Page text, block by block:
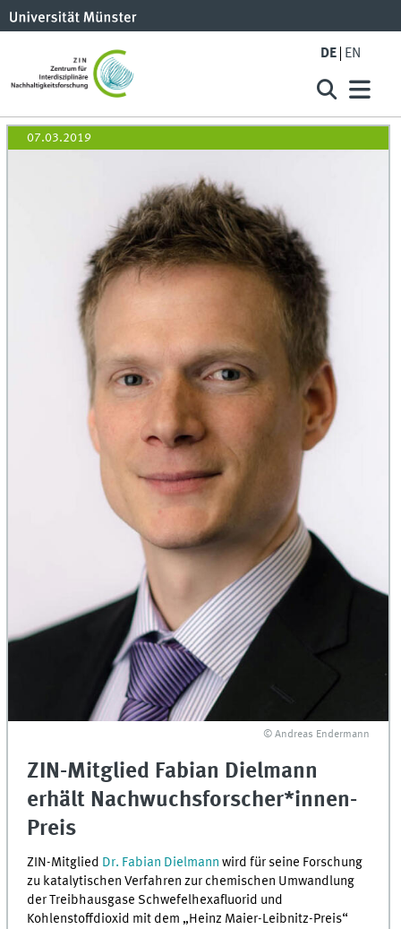
DE EN
07.03.2019
© Andreas Endermann
ZIN-Mitglied Fabian Dielmann
erhält Nachwuchsforscher*innen-
Preis
ZIN-Mitglied Dr. Fabian Dielmann wird für seine Forschung
zu katalytischen Verfahren zur chemischen Umwandlung
der Treibhausgase Schwefelhexafluorid und
Kohlenstoffdioxid mit dem „Heinz Maier-Leibnitz-Preis“